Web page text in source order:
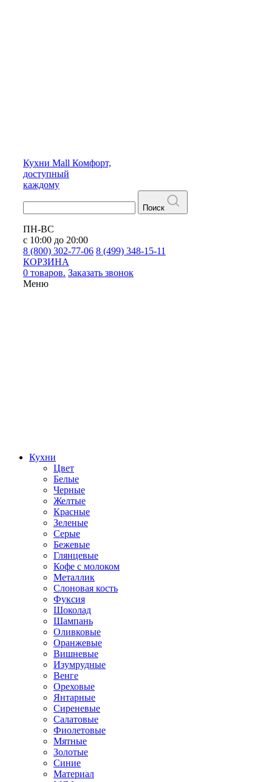
Кухни Mall Комфорт,
доступный
каждому
Поиск
ПН-ВС
с 10:00 до 20:00
8 (800) 302-77-06 8 (499) 348-15-11
КОРЗИНА
0 товаров. Заказать звонок
Меню
Кухни
Цвет
Белые
Черные
Желтые
Красные
Зеленые
Серые
Бежевые
Глянцевые
Кофе с молоком
Металлик
Слоновая кость
Фуксия
Шоколад
Шампань
Оливковые
Оранжевые
Вишневые
Изумрудные
Венге
Ореховые
Янтарные
Сиреневые
Салатовые
Фиолетовые
Мятные
Золотые
Синие
Материал